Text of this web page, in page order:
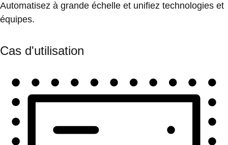
Automatisez à grande échelle et unifiez technologies et
équipes.
Cas d'utilisation